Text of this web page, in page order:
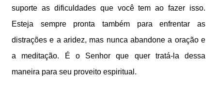
suporte as dificuldades que você tem ao fazer isso.
Esteja sempre pronta também para enfrentar as
distrações e a aridez, mas nunca abandone a oração e
a meditação. É o Senhor que quer tratá-la dessa
maneira para seu proveito espiritual.